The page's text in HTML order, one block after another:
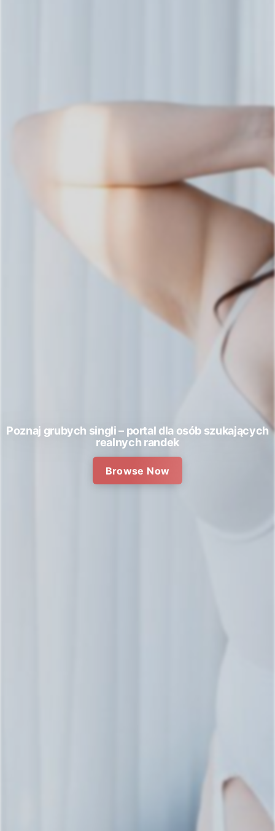
Poznaj grubych singli – portal dla osób szukających
realnych randek
Browse Now